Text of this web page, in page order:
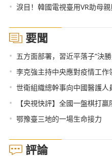
• 淚目！韓國電視臺用VR助母親
要聞
• 五方面部署，習近平落子“決
• 李克強主持中央應對疫情工作
• 世衛組織總幹事向中國醫護人
• 【央視快評】全國一盤棋打贏
• 鄂豫臺三地的一場生命接力
評論